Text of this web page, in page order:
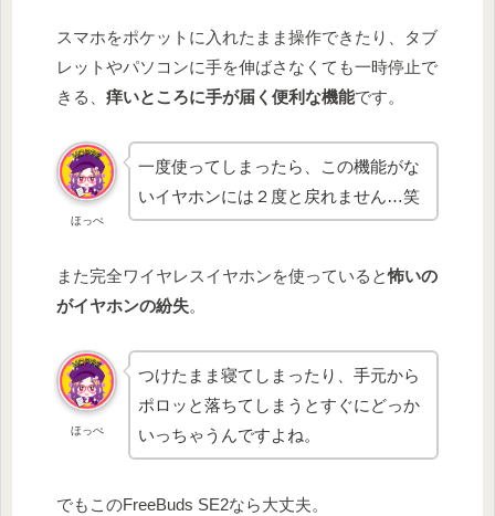
スマホをポケットに入れたまま操作できたり、タブ
レットやパソコンに手を伸ばさなくても一時停止で
きる、 痒いところに手が届く便利な機能です。
ほっぺ
一度使ってしまったら、この機能がな
いイヤホンには２度と戻れません…笑
また完全ワイヤレスイヤホンを使っていると怖いの
がイヤホンの紛失。
ほっぺ
つけたまま寝てしまったり、手元から
ポロッと落ちてしまうとすぐにどっか
いっちゃうんですよね。
でもこのFreeBuds SE2なら大丈夫。